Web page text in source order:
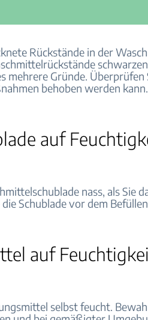
Rückstände in der
mehrere Gründe. Überprüfen
behoben werden kann.
auf
nass, als Sie
Schublade vor dem
auf
selbst feucht.